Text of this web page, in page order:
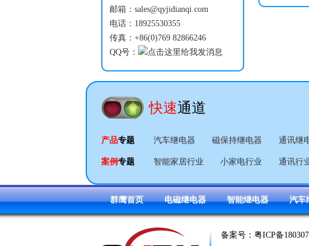
邮箱：sales@qyjidianqi.com
电话：18925530355
传真：+86(0)769 82866246
QQ号：
快速通道
产品专题 汽车继电器 磁保持继电器 通讯继
案例专题 智能家居行业 小家电行业 通讯行
群鹰首页 电磁继电器 智能继电器 汽车
备案号： 粤ICP备